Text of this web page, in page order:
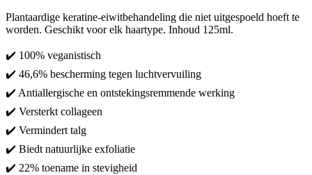
Plantaardige keratine-eiwitbehandeling die niet uitgespoeld hoeft te
worden. Geschikt voor elk haartype. Inhoud 125ml.
✔️ 100% veganistisch
✔️ 46,6% bescherming tegen luchtvervuiling
✔️ Antiallergische en ontstekingsremmende werking
✔️ Versterkt collageen
✔️ Vermindert talg
✔️ Biedt natuurlijke exfoliatie
✔️ 22% toename in stevigheid